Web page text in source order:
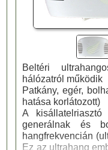
Beltéri
hálózatról működik
Patkány, egér,
hatása korlátozott)
A
generálnak és
hangfrekvencián
Ez az ultrahang